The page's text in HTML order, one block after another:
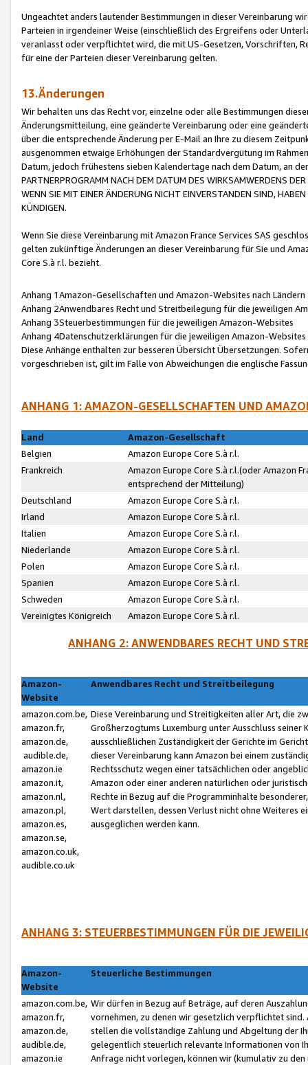
Ungeachtet anders lautender Bestimmungen in dieser Vereinbarung
Parteien in irgendeiner Weise (einschließlich des Ergreifens oder
veranlasst oder verpflichtet wird, die mit US-Gesetzen, Vorschriften,
für eine der Parteien dieser Vereinbarung gelten.
13.Änderungen
Wir behalten uns das Recht vor, einzelne oder alle Bestimmungen
Änderungsmitteilung, eine geänderte Vereinbarung oder eine
über die entsprechende Änderung per E-Mail an Ihre zu diesem
ausgenommen etwaige Erhöhungen der Standardvergütung im
Datum, jedoch frühestens sieben Kalendertage nach dem Datum, an
PARTNERPROGRAMM NACH DEM DATUM DES WIRKSAMWERDENS
WENN SIE MIT EINER ÄNDERUNG NICHT EINVERSTANDEN SIND,
KÜNDIGEN.
Wenn Sie diese Vereinbarung mit Amazon France Services SAS
gelten zukünftige Änderungen an dieser Vereinbarung für Sie und
Core S.à r.l. bezieht.
Anhang 1Amazon-Gesellschaften und Amazon-Websites nach Ländern
Anhang 2Anwendbares Recht und Streitbeilegung für die jeweiligen
Anhang 3Steuerbestimmungen für die jeweiligen Amazon-Websites
Anhang 4Datenschutzerklärungen für die jeweiligen Amazon-Websites
Diese Anhänge enthalten zur besseren Übersicht Übersetzungen.
vorgeschrieben ist, gilt im Falle von Abweichungen die englische
ANHANG 1: AMAZON-GESELLSCHAFTEN UND
Land
Amazon-Gesellschaft
Belgien
Amazon Europe Core S.à r.l.
Frankreich
Amazon Europe Core S.à r.l.(oder Amazon
entsprechend der Mitteilung)
Deutschland
Amazon Europe Core S.à r.l.
Irland
Amazon Europe Core S.à r.l.
Italien
Amazon Europe Core S.à r.l.
Niederlande
Amazon Europe Core S.à r.l.
Polen
Amazon Europe Core S.à r.l.
Spanien
Amazon Europe Core S.à r.l.
Schweden
Amazon Europe Core S.à r.l.
Vereinigtes Königreich
Amazon Europe Core S.à r.l.
ANHANG 2: ANWENDBARES RECHT UND
Amazon-
Website
Anwendbares Recht und Streitbeilegung
amazon.com.be,
amazon.fr,
amazon.de,
audible.de,
amazon.ie
amazon.it,
amazon.nl,
amazon.pl,
amazon.es,
amazon.se,
amazon.co.uk,
audible.co.uk
Diese Vereinbarung und Streitigkeiten aller Art, die
Großherzogtums Luxemburg unter Ausschluss
ausschließlichen Zuständigkeit der Gerichte im
dieser Vereinbarung kann Amazon bei einem
Rechtsschutz wegen einer tatsächlichen oder
Amazon oder einer anderen natürlichen oder
Rechte in Bezug auf die Programminhalte
Wert darstellen, dessen Verlust nicht ohne Weiteres
ausgeglichen werden kann.
ANHANG 3: STEUERBESTIMMUNGEN FÜR DIE
Amazon-
Website
Steuerliche Bestimmungen
amazon.com.be,
amazon.fr,
amazon.de,
audible.de,
amazon.ie
Wir dürfen in Bezug auf Beträge, auf deren
vornehmen, zu denen wir gesetzlich verpflichtet
stellen die vollständige Zahlung und Abgeltung der
gelegentlich steuerlich relevante Informationen von
Anfrage nicht vorlegen, können wir (kumulativ zu